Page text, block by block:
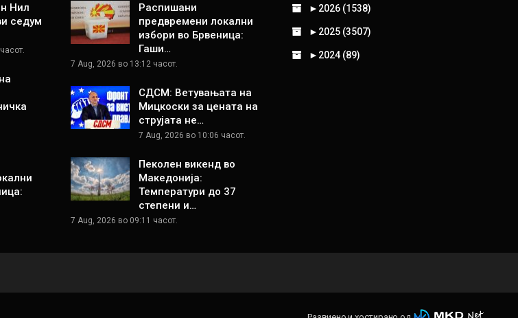
Нил
седум
Распишани
предвремени локални
избори во Брвеница:
Гаши…
7 Aug, 2026 во 13:12 часот.
СДСМ: Ветувањата на
Мицкоски за цената на
струјата не…
7 Aug, 2026 во 10:06 часот.
Пеколен викенд во
Македонија:
Температури до 37
степени и…
7 Aug, 2026 во 09:11 часот.
► 2026 (1538)
► 2025 (3507)
► 2024 (89)